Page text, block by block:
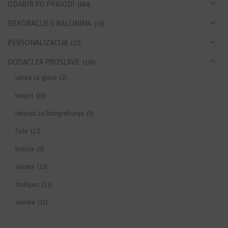
ODABIR PO PRIGODI (684)
DEKORACIJE S BALONIMA (19)
PERSONALIZACIJA (22)
DODACI ZA PROSLAVE (190)
ukrasi za glavu (2)
tanjuri (16)
rekviziti za fotografiranje (5)
čaše (12)
trubice (5)
salvete (15)
stolnjaci (11)
slamke (11)